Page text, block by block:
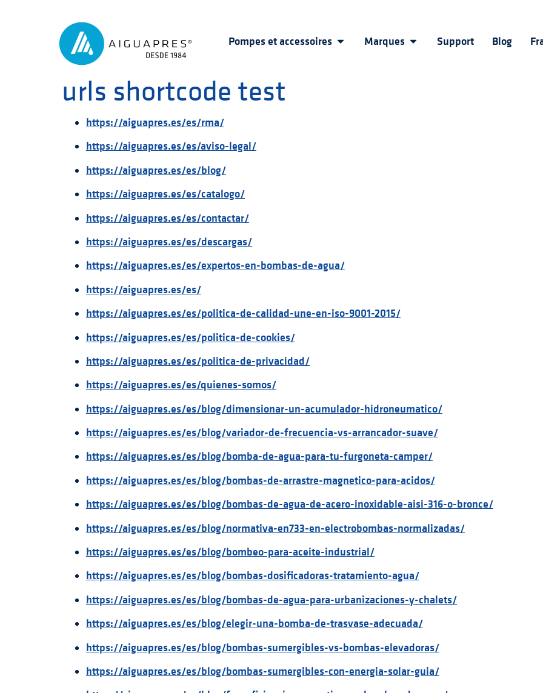
Pompes et accessoires Marques Support Blog
urls shortcode test
https://aiguapres.es/es/rma/
https://aiguapres.es/es/aviso-legal/
https://aiguapres.es/es/blog/
https://aiguapres.es/es/catalogo/
https://aiguapres.es/es/contactar/
https://aiguapres.es/es/descargas/
https://aiguapres.es/es/expertos-en-bombas-de-agua/
https://aiguapres.es/es/
https://aiguapres.es/es/politica-de-calidad-une-en-iso-9001-2015/
https://aiguapres.es/es/politica-de-cookies/
https://aiguapres.es/es/politica-de-privacidad/
https://aiguapres.es/es/quienes-somos/
https://aiguapres.es/es/blog/dimensionar-un-acumulador-hidroneumatico/
https://aiguapres.es/es/blog/variador-de-frecuencia-vs-arrancador-suave/
https://aiguapres.es/es/blog/bomba-de-agua-para-tu-furgoneta-camper/
https://aiguapres.es/es/blog/bombas-de-arrastre-magnetico-para-acidos/
https://aiguapres.es/es/blog/bombas-de-agua-de-acero-inoxidable-aisi-316-o-bronce/
https://aiguapres.es/es/blog/normativa-en733-en-electrobombas-normalizadas/
https://aiguapres.es/es/blog/bombeo-para-aceite-industrial/
https://aiguapres.es/es/blog/bombas-dosificadoras-tratamiento-agua/
https://aiguapres.es/es/blog/bombas-de-agua-para-urbanizaciones-y-chalets/
https://aiguapres.es/es/blog/elegir-una-bomba-de-trasvase-adecuada/
https://aiguapres.es/es/blog/bombas-sumergibles-vs-bombas-elevadoras/
https://aiguapres.es/es/blog/bombas-sumergibles-con-energia-solar-guia/